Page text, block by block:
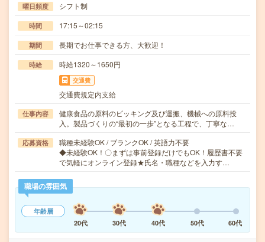
曜日頻度 シフト制
時間 17:15～02:15
期間 長期でお仕事できる方、大歓迎！
時給 時給1320～1650円
交通費
交通費規定内支給
仕事内容
健康食品の原料のピッキング及び運搬、機械への原料投
入。製品づくりの“最初の一歩”となる工程で、丁寧な…
応募資格
職種未経験OK / ブランクOK / 英語力不要
◆未経験OK！〇まずは事前登録だけでもOK！履歴書不要
で気軽にオンライン登録★氏名・職種などを入力す…
職場の雰囲気
年齢層
20代
30代 40代 50代 60代